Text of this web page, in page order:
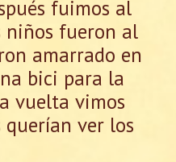
fuimos al
niños fueron al
amarrado en
bici para la
vuelta vimos
ver los